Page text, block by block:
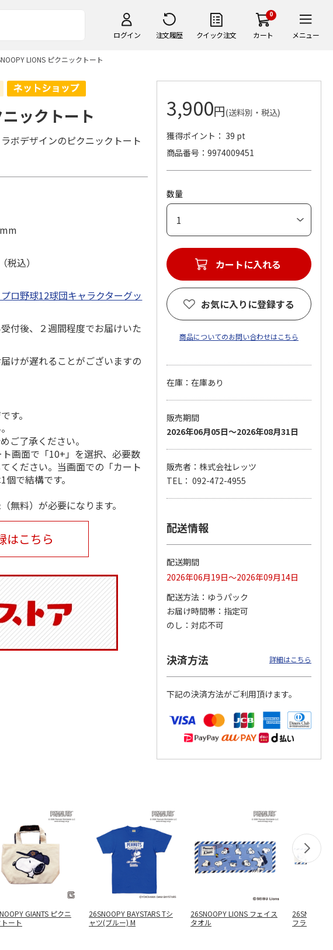
ログイン 注文履歴 クイック注文
0
カート メニュー
LIONS ピクニックトート
ダ
アニメ『ジョジョの
奇妙な冒険 黄金の
風』CITY POP
4.8（4）
3,839円
(送料別・税込)
『ジョジョの奇妙な
冒険 スターダスト
クルセイダース』
(送料別・税込)
『ジョジョの奇妙な
クルセイダース』
トラ…
3,300円
(送料別・税込)
『ジョジョの奇妙な
ックトート
ボデザインのピクニックトート
込）
プロ野球12球団キャラクターグッ
付後、２週間程度でお届けいた
けが遅れることがございますの
す。
ご了承ください。
画面で「10+」を選択、必要数
ください。当画面での「カート
で結構です。
無料）が必要になります。
はこちら
3,900円(送料別・税込)
獲得ポイント： 39 pt
商品番号
9974009451
数量
カートに入れる
お気に入りに登録する
商品についてのお問い合わせはこちら
在庫：在庫あり
販売期間
2026年06月05日～2026年08月31日
販売者：株式会社レッツ
TEL： 092-472-4955
配送情報
配送期間
2026年06月19日～2026年09月14日
配送方法
ゆうパック
お届け時間帯
指定可
のし
対応不可
決済方法 詳細はこちら
下記の決済方法がご利用頂けます。
GIANTS ピクニ
ート
26SNOOPY BAYSTARS Tシ
ャツ(ブルー) M
26SNOOPY LIONS フェイス
タオル
26SNOOPY
フラー